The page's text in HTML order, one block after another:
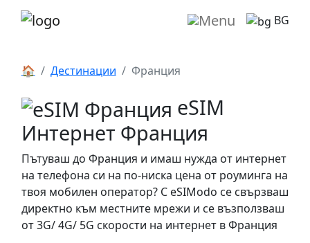
BG
🏠 Дестинации Франция
eSIM
Интернет Франция
Пътуваш до Франция и имаш нужда от интернет
на телефона си на по-ниска цена от роуминга на
твоя мобилен оператор? С eSIModo се свързваш
директно към местните мрежи и се възползваш
от 3G/ 4G/ 5G скорости на интернет в Франция